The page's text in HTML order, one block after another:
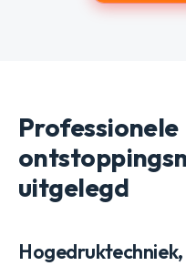
Professionele
uitgelegd